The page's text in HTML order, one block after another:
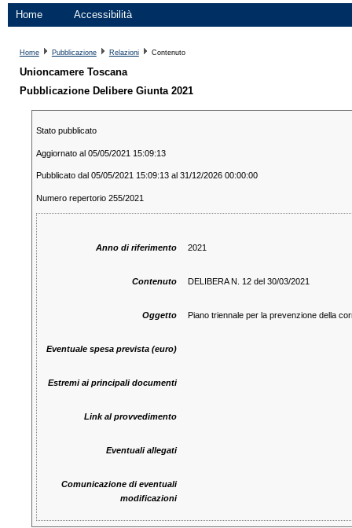
Home Accessibilità
Home Pubblicazione Relazioni Contenuto
Unioncamere Toscana
Pubblicazione Delibere Giunta 2021
Stato pubblicato
Aggiornato al 05/05/2021 15:09:13
Pubblicato dal 05/05/2021 15:09:13 al 31/12/2026 00:00:00
Numero repertorio 255/2021
Anno di riferimento 2021
Contenuto DELIBERA N. 12 del 30/03/2021
Oggetto Piano triennale per la prevenzione della
Eventuale spesa prevista (euro)
Estremi ai principali documenti
Link al provvedimento
Eventuali allegati
Comunicazione di eventuali
modificazioni